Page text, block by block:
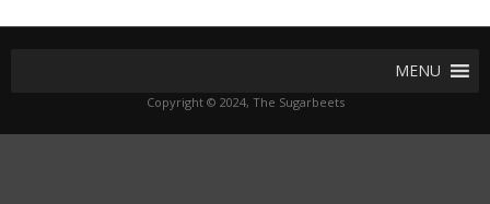
MENU
Copyright © 2024, The Sugarbeets